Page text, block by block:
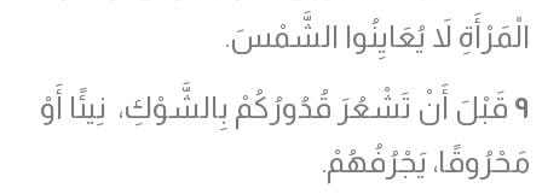
الْمَرْأَةِ لاَ يُعَايِنُوا الشَّمْسَ.
٩ قَبْلَ أَنْ تَشْعُرَ قُدُورُكُمْ بِالشَّوْكِ، نِيئًا أَوْ
مَحْرُوقًا، يَجْرُفُهُمْ.